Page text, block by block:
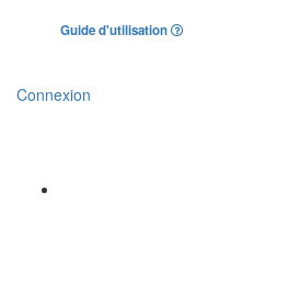
Guide d'utilisation
Connexion